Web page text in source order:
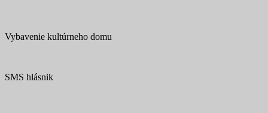
Vybavenie kultúrneho domu
SMS hlásnik